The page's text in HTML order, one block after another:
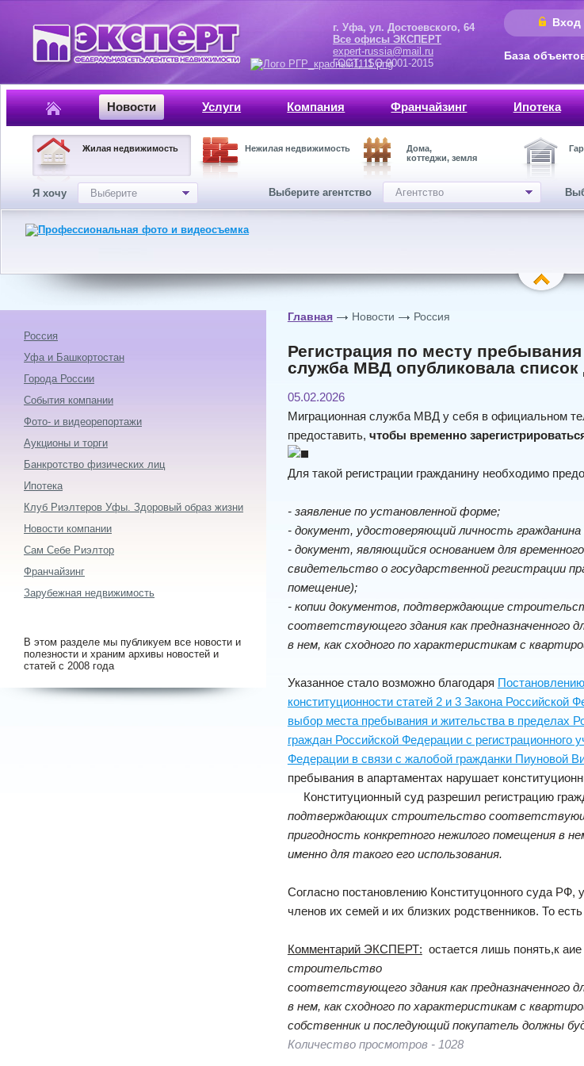
Вход
г. Уфа, ул. Достоевского, 64
Все офисы ЭКСПЕРТ
expert-russia@mail.ru
ГОСТ, ISO 9001-2015
База
Новости Услуги Компания Франчайзинг Ипотека
Жилая недвижимость Нежилая недвижимость
Дома,
коттеджи, земля
Я хочу Выберите Выберите агентство Агентство
Главная Новости Россия
Регистрация по месту
служба МВД опубликовала список
05.02.2026
Миграционная служба МВД у себя в официальном
предоставить, чтобы временно
Для такой регистрации гражданину необходимо
- заявление по установленной форме;
- документ, удостоверяющий личность гражданина
- документ, являющийся основанием для
свидетельство о государственной регистрации
помещение);
- копии документов, подтверждающие
соответствующего здания как предназначенного
в нем, как сходного по характеристикам с
Указанное стало возможно благодаря
конституционности статей 2 и 3 Закона
выбор места пребывания и жительства в пределах
граждан Российской Федерации с
Федерации в связи с жалобой гражданки Пиуновой
пребывания в апартаментах нарушает
Конституционный суд разрешил регистрацию
подтверждающих строительство
пригодность конкретного нежилого помещения в
именно для такого его использования.
Согласно постановлению Конституцонного суда РФ,
членов их семей и их близких родственников. То
Комментарий ЭКСПЕРТ: остается лишь понять,к
строительство
соответствующего здания как предназначенного
в нем, как сходного по характеристикам с
собственник и последующий покупатель должны
Количество просмотров - 1028
Россия
Уфа и Башкортостан
Города России
События компании
Фото- и видеорепортажи
Аукционы и торги
Банкротство физических лиц
Ипотека
Клуб Риэлтеров Уфы. Здоровый образ жизни
Новости компании
Сам Себе Риэлтор
Франчайзинг
Зарубежная недвижимость
В этом разделе мы публикуем все новости и
полезности и храним архивы новостей и
статей с 2008 года